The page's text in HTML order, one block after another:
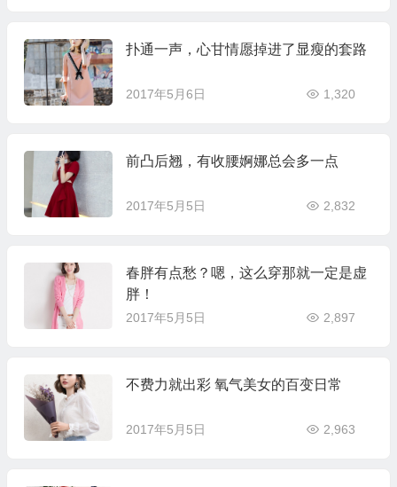
扑通一声，心甘情愿掉进了显瘦的套路
2017年5月6日 1,320
前凸后翘，有收腰婀娜总会多一点
2017年5月5日 2,832
春胖有点愁？嗯，这么穿那就一定是虚
胖！
2017年5月5日 2,897
不费力就出彩 氧气美女的百变日常
2017年5月5日 2,963